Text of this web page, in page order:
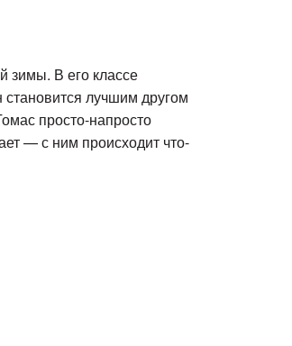
зимы. В его классе
лучшим другом
просто-напросто
— с ним происходит что-